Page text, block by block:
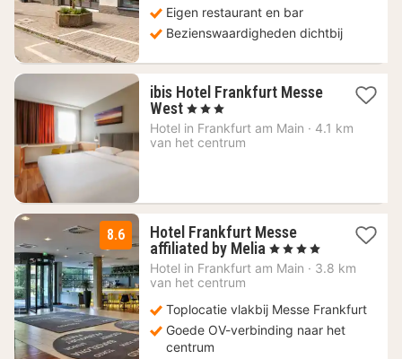
Eigen restaurant en bar
Bezienswaardigheden dichtbij
ibis Hotel Frankfurt Messe
West 2
nachten
vanaf
, 3 Sterren
Hotel in Frankfurt am Main · 4.1 km
van het centrum
8.6
Hotel Frankfurt Messe
affiliated by Melia 2
nachten
€
, 4 Sterren
Hotel in Frankfurt am Main · 3.8 km
van het centrum
Toplocatie vlakbij Messe Frankfurt
Goede OV-verbinding naar het
centrum